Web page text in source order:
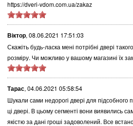
https://dveri-vdom.com.ua/zakaz
Віктор, 08.06.2021 17:51:03
Скажіть будь-ласка мені потрібні двері
розміру. Чи можливо у вашому магазині їх
Тарас, 04.06.2021 05:58:54
Шукали сами недорогі двері для
ці двері. В цьому сегменті вони виявились
якістю за дані гроші задоволений. Все